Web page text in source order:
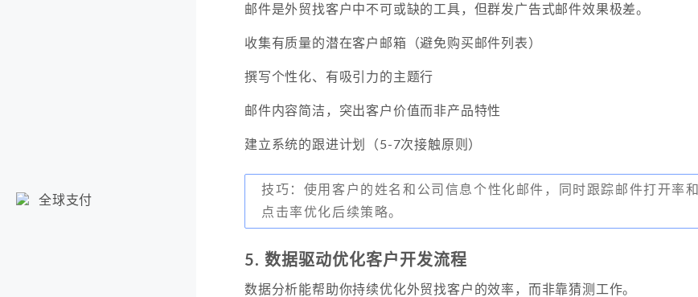
全球支付
邮件是外贸找客户中不可或缺的工具，但群发广告式邮件效果极差。
收集有质量的潜在客户邮箱（避免购买邮件列表）
撰写个性化、有吸引力的主题行
邮件内容简洁，突出客户价值而非产品特性
建立系统的跟进计划（5-7次接触原则）
技巧：使用客户的姓名和公司信息个性化邮件，同时跟踪邮件打开率和
点击率优化后续策略。
5. 数据驱动优化客户开发流程
数据分析能帮助你持续优化外贸找客户的效率，而非靠猜测工作。